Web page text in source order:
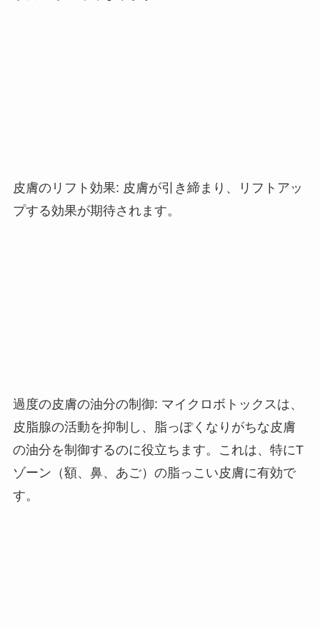
皮膚のリフト効果: 皮膚が引き締まり、リフトアッ
プする効果が期待されます。
過度の皮膚の油分の制御: マイクロボトックスは、
皮脂腺の活動を抑制し、脂っぽくなりがちな皮膚
の油分を制御するのに役立ちます。これは、特にT
ゾーン（額、鼻、あご）の脂っこい皮膚に有効で
す。